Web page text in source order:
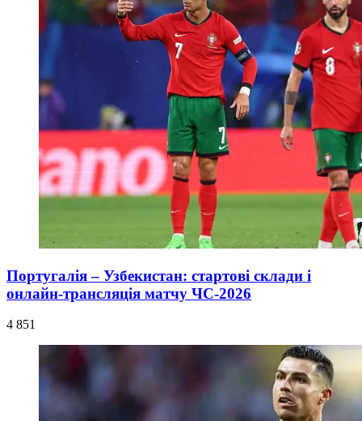
Португалія – Узбекистан: стартові склади і
онлайн-трансляція матчу ЧС-2026
4 851